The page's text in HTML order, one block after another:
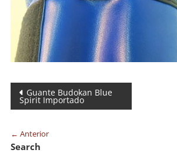
Navegación
de
entradas
Guante Budokan Blue
Spirit Importado
← Anterior
Search